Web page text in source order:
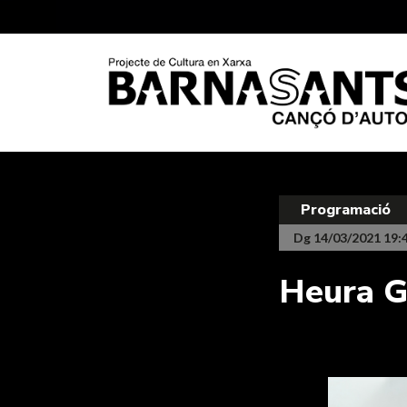
Programació
Dg 14/03/2021
Heura